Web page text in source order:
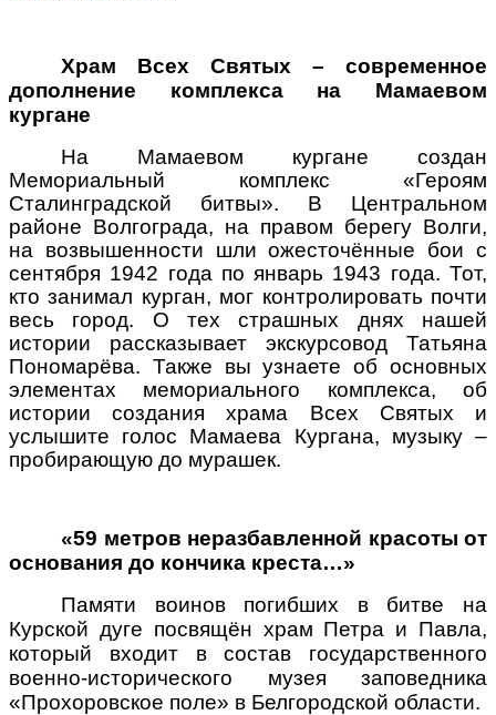
Храм Всех Святых – современное
дополнение комплекса на Мамаевом
кургане
На Мамаевом кургане создан
Мемориальный комплекс «Героям
Сталинградской битвы». В Центральном
районе Волгограда, на правом берегу Волги,
на возвышенности шли ожесточённые бои с
сентября 1942 года по январь 1943 года. Тот,
кто занимал курган, мог контролировать почти
весь город. О тех страшных днях нашей
истории рассказывает экскурсовод Татьяна
Пономарёва. Также вы узнаете об основных
элементах мемориального комплекса, об
истории создания храма Всех Святых и
услышите голос Мамаева Кургана, музыку –
пробирающую до мурашек.
«59 метров неразбавленной красоты от
основания до кончика креста…»
Памяти воинов погибших в битве на
Курской дуге посвящён храм Петра и Павла,
который входит в состав государственного
военно-исторического музея заповедника
«Прохоровское поле» в Белгородской области.